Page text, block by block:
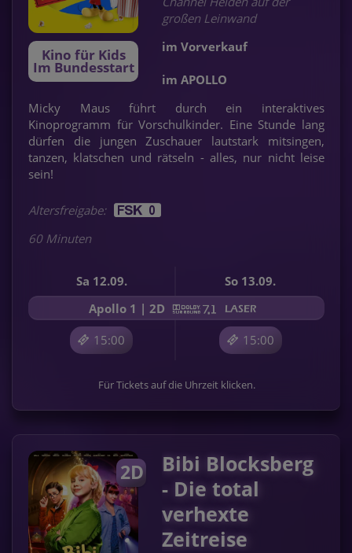
Kino für Kids
Im Bundesstart
großen Leinwand
im Vorverkauf
im APOLLO
Micky Maus führt durch ein interaktives
Kinoprogramm für Vorschulkinder. Eine Stunde lang
dürfen die jungen Zuschauer lautstark mitsingen,
tanzen, klatschen und rätseln - alles, nur nicht leise
sein!
Altersfreigabe:
60 Minuten
Sa 12.09. So 13.09.
15:00 15:00
Apollo 1 | 2D
Für Tickets auf die Uhrzeit klicken.
2D
Bibi Blocksberg
- Die total
verhexte
Zeitreise